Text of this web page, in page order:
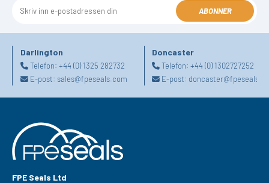
ABONNER
Darlington
Telefon: +44 (0) 1325 282732
E-post: sales@fpeseals.com
Doncaster
Telefon:+44 (0) 1302727252
E-post:
FPE Seals Ltd